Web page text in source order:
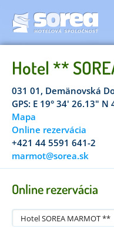
Hotel **
031 01, Demänovská
GPS: E 19° 34' 26.13" N
Mapa
Online rezervácia
+421 44 5591 641-2
marmot@sorea.sk
Online rezervácia